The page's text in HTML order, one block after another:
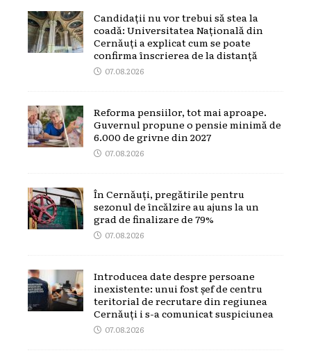
Candidații nu vor trebui să stea la
coadă: Universitatea Națională din
Cernăuți a explicat cum se poate
confirma înscrierea de la distanță
07.08.2026
Reforma pensiilor, tot mai aproape.
Guvernul propune o pensie minimă de
6.000 de grivne din 2027
07.08.2026
În Cernăuți, pregătirile pentru
sezonul de încălzire au ajuns la un
grad de finalizare de 79%
07.08.2026
Introducea date despre persoane
inexistente: unui fost șef de centru
teritorial de recrutare din regiunea
Cernăuți i s-a comunicat suspiciunea
07.08.2026